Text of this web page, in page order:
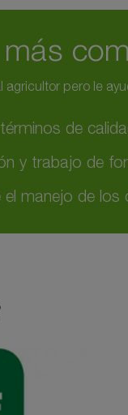
agricultor pero le
de
y trabajo de
manejo de los